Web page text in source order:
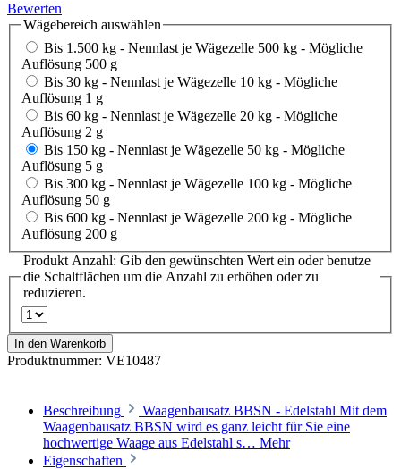
Bewerten
Wägebereich auswählen
Bis 1.500 kg - Nennlast je Wägezelle 500 kg - Mögliche
Auflösung 500 g
Bis 30 kg - Nennlast je Wägezelle 10 kg - Mögliche
Auflösung 1 g
Bis 60 kg - Nennlast je Wägezelle 20 kg - Mögliche
Auflösung 2 g
Bis 150 kg - Nennlast je Wägezelle 50 kg - Mögliche
Auflösung 5 g
Bis 300 kg - Nennlast je Wägezelle 100 kg - Mögliche
Auflösung 50 g
Bis 600 kg - Nennlast je Wägezelle 200 kg - Mögliche
Auflösung 200 g
Produkt Anzahl: Gib den gewünschten Wert ein oder benutze
die Schaltflächen um die Anzahl zu erhöhen oder zu
reduzieren.
In den Warenkorb
Produktnummer: VE10487
Beschreibung
Waagenbausatz BBSN - Edelstahl Mit dem
Waagenbausatz BBSN wird es ganz leicht für Sie eine
hochwertige Waage aus Edelstahl s… Mehr
Eigenschaften